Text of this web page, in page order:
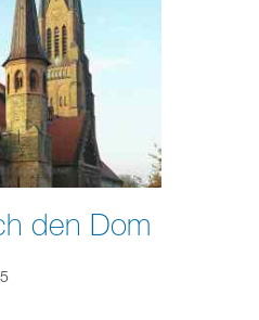
den Dom